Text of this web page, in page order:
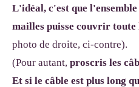
L'idéal, c'est que l'ensemble
mailles puisse couvrir
photo de droite, ci-contre).
(Pour autant, proscris les
Et si le câble est plus long